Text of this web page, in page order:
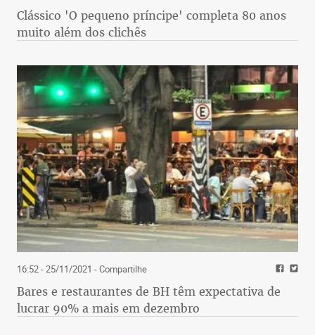
Clássico 'O pequeno príncipe' completa 80 anos
muito além dos clichês
16:52 - 25/11/2021 - Compartilhe
Bares e restaurantes de BH têm expectativa de
lucrar 90% a mais em dezembro